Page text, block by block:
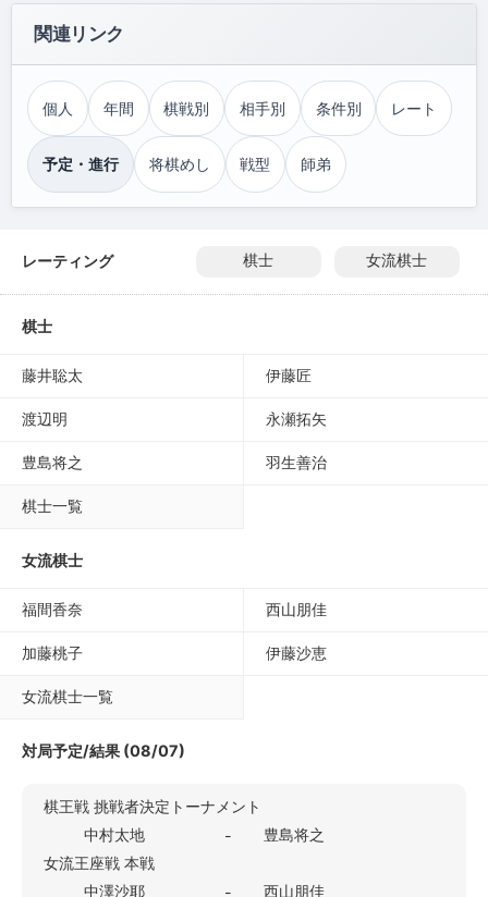
関連リンク
個人 年間 棋戦別 相手別 条件別 レート
予定・進行 将棋めし 戦型 師弟
レーティング 棋士 女流棋士
棋士
藤井聡太 伊藤匠
渡辺明 永瀬拓矢
豊島将之 羽生善治
棋士一覧
女流棋士
福間香奈 西山朋佳
加藤桃子 伊藤沙恵
女流棋士一覧
対局予定/結果 (08/07)
棋王戦 挑戦者決定トーナメント
中村太地
-
豊島将之
女流王座戦 本戦
中澤沙耶
- 西山朋佳